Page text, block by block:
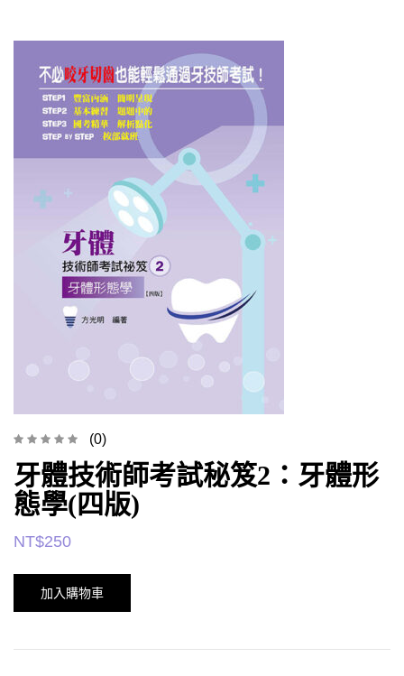
(0)
牙體技術師考試秘笈2：牙體形
態學(四版)
NT$250
加入購物車